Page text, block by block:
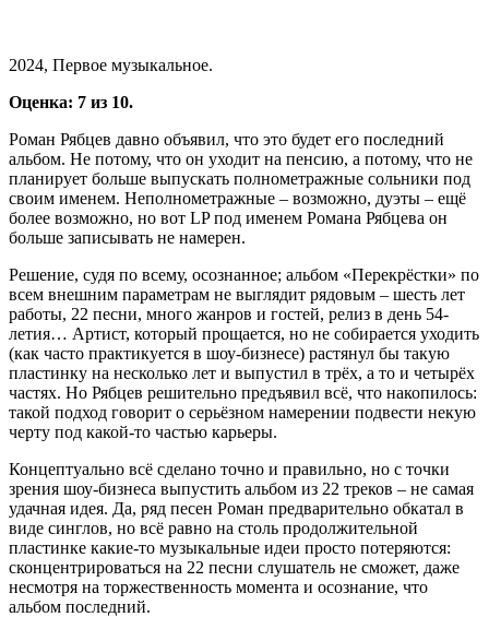
2024, Первое музыкальное.
Оценка: 7 из 10.
Роман Рябцев давно объявил, что это будет его последний
альбом. Не потому, что он уходит на пенсию, а потому, что не
планирует больше выпускать полнометражные сольники под
своим именем. Неполнометражные – возможно, дуэты – ещё
более возможно, но вот LP под именем Романа Рябцева он
больше записывать не намерен.
Решение, судя по всему, осознанное; альбом «Перекрёстки» по
всем внешним параметрам не выглядит рядовым – шесть лет
работы, 22 песни, много жанров и гостей, релиз в день 54-
летия… Артист, который прощается, но не собирается уходить
(как часто практикуется в шоу-бизнесе) растянул бы такую
пластинку на несколько лет и выпустил в трёх, а то и четырёх
частях. Но Рябцев решительно предъявил всё, что накопилось:
такой подход говорит о серьёзном намерении подвести некую
черту под какой-то частью карьеры.
Концептуально всё сделано точно и правильно, но с точки
зрения шоу-бизнеса выпустить альбом из 22 треков – не самая
удачная идея. Да, ряд песен Роман предварительно обкатал в
виде синглов, но всё равно на столь продолжительной
пластинке какие-то музыкальные идеи просто потеряются:
сконцентрироваться на 22 песни слушатель не сможет, даже
несмотря на торжественность момента и осознание, что
альбом последний.